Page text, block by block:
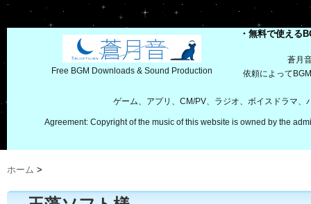
Free BGM Downloads & Sound Production
・無料で使える
蒼月
依頼によって
ゲーム、アプリ、CM/PV、ラジオ、ボイスドラマ
Agreement: Copyright of the music of this website is owned by the
ホーム >